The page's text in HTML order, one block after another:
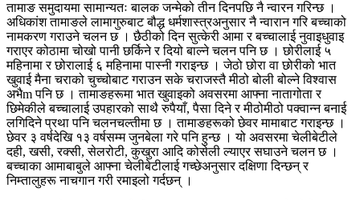
तामाङ समुदायमा सामान्यतः बालक जन्मेको तीन दिनपछि नै न्वारन गरिन्छ ।
अधिकांश तामाङले लामागुरुबाट बौद्ध धर्मशास्त्रअनुसार नै न्वारान गरि बच्चाको
नामकरण गराउने चलन छ । छैठीको दिन सुत्केरी आमा र बच्चालाई नुवाइधुवाइ
गराएर कोठामा चोखो पानी छर्किने र दियो बाल्ने चलन पनि छ । छोरीलाई ५
महिनामा र छोरालाई ६ महिनामा पास्नी गराइन्छ । जेठो छोरा वा छोरीको भात
खुवाई मैना चराको चुच्चोबाट गराउन सके चराजस्तै मीठो बोली बोल्ने विश्वास
अभैm पनि छ । तामाङहरूमा भात खुवाइको अवसरमा आफ्ना नातागोता र
छिमेकीले बच्चालाई उपहारको साथै रुपैयाँ, पैसा दिने र मीठोमीठो पक्वान्न बनाई
लगिदिने प्रथा पनि चलनचल्तीमा छ । तामाङहरूको छेवर मामाबाट गराइन्छ ।
छेवर ३ वर्षदेखि १३ वर्षसम्म जुनबेला गरे पनि हुन्छ । यो अवसरमा चेलीबेटीले
दही, खसी, रक्सी, सेलरोटी, कुखुरा आदि कोसेली ल्याएर सघाउने चलन छ ।
बच्चाका आमाबाबुले आफ्ना चेलीबेटीलाई गच्छेअनुसार दक्षिणा दिन्छन् र
निम्तालुहरू नाचगान गरी रमाइलो गर्दछन् ।